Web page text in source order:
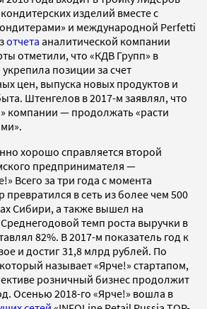
изделий вместе с
и международной Perfetti
отчета аналитической компании
отметили, что «КДВ Групп» в
позиции за счет
цен, выпуска новых продуктов и
Штенгелов в 2017-м заявлял, что
компании — продолжать «расти
хорошо справляется второй
предпринимателя —
Всего за три года с момента
превратился в сеть из более чем 500
Сибири, а также вышел на
темп роста выручки в
82%. В 2017-м показатель год к
и достиг 31,8 млрд рублей. По
называет «Ярче!» стартапом,
розничный бизнес продолжит
Осенью 2018-го «Ярче!» вошла в